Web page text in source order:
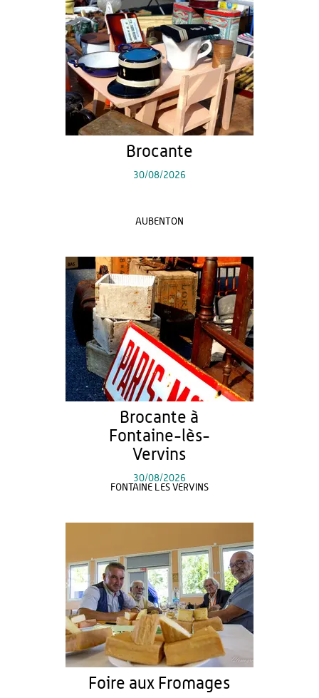
Brocante
30/08/2026
AUBENTON
Brocante à
Fontaine-lès-
Vervins
30/08/2026
FONTAINE LES VERVINS
Foire aux Fromages